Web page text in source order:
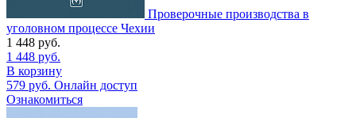
Проверочные производства в
уголовном процессе Чехии
1 448 руб.
1 448 руб.
В корзину
579 руб. Онлайн доступ
Ознакомиться